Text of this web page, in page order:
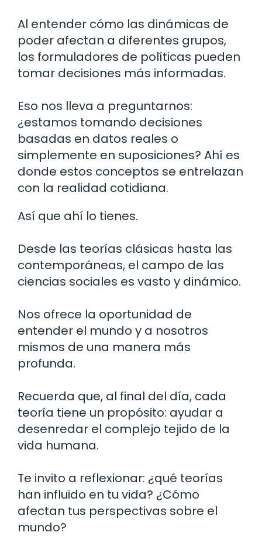
Al entender cómo las dinámicas de
poder afectan a diferentes grupos,
los formuladores de políticas pueden
tomar decisiones más informadas.
Eso nos lleva a preguntarnos:
¿estamos tomando decisiones
basadas en datos reales o
simplemente en suposiciones? Ahí es
donde estos conceptos se entrelazan
con la realidad cotidiana.
Así que ahí lo tienes.
Desde las teorías clásicas hasta las
contemporáneas, el campo de las
ciencias sociales es vasto y dinámico.
Nos ofrece la oportunidad de
entender el mundo y a nosotros
mismos de una manera más
profunda.
Recuerda que, al final del día, cada
teoría tiene un propósito: ayudar a
desenredar el complejo tejido de la
vida humana.
Te invito a reflexionar: ¿qué teorías
han influido en tu vida? ¿Cómo
afectan tus perspectivas sobre el
mundo?